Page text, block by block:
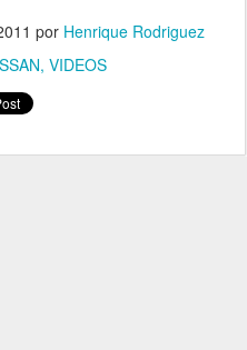
por Henrique Rodriguez
VIDEOS